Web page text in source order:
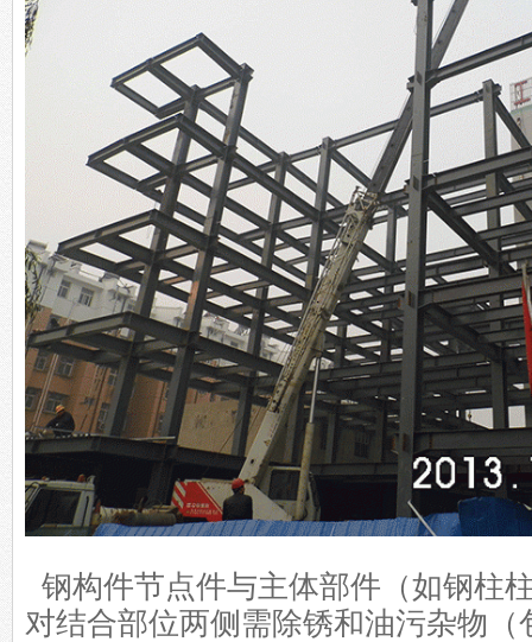
钢构件节点件与主体部件（如钢柱
对结合部位两侧需除锈和油污杂物（